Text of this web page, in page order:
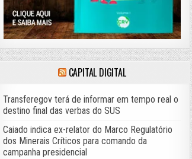
CAPITAL DIGITAL
Transferegov terá de informar em tempo real o
destino final das verbas do SUS
Caiado indica ex-relator do Marco Regulatório
dos Minerais Críticos para comando da
campanha presidencial